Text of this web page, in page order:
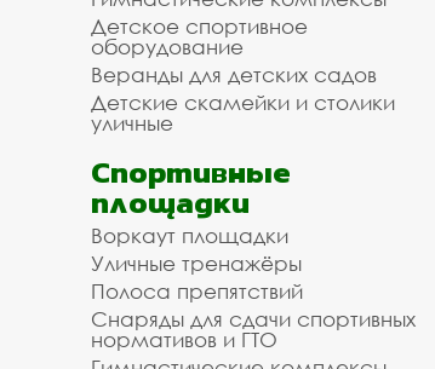
Детское спортивное
оборудование
Веранды для детских садов
Детские скамейки и столики
уличные
Спортивные
площадки
Воркаут площадки
Уличные тренажёры
Полоса препятствий
Снаряды для сдачи спортивных
нормативов и ГТО